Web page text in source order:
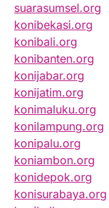
suarasumsel.org
konibekasi.org
konibali.org
konibanten.org
konijabar.org
konijatim.org
konimaluku.org
konilampung.org
konipalu.org
koniambon.org
konidepok.org
konisurabaya.org